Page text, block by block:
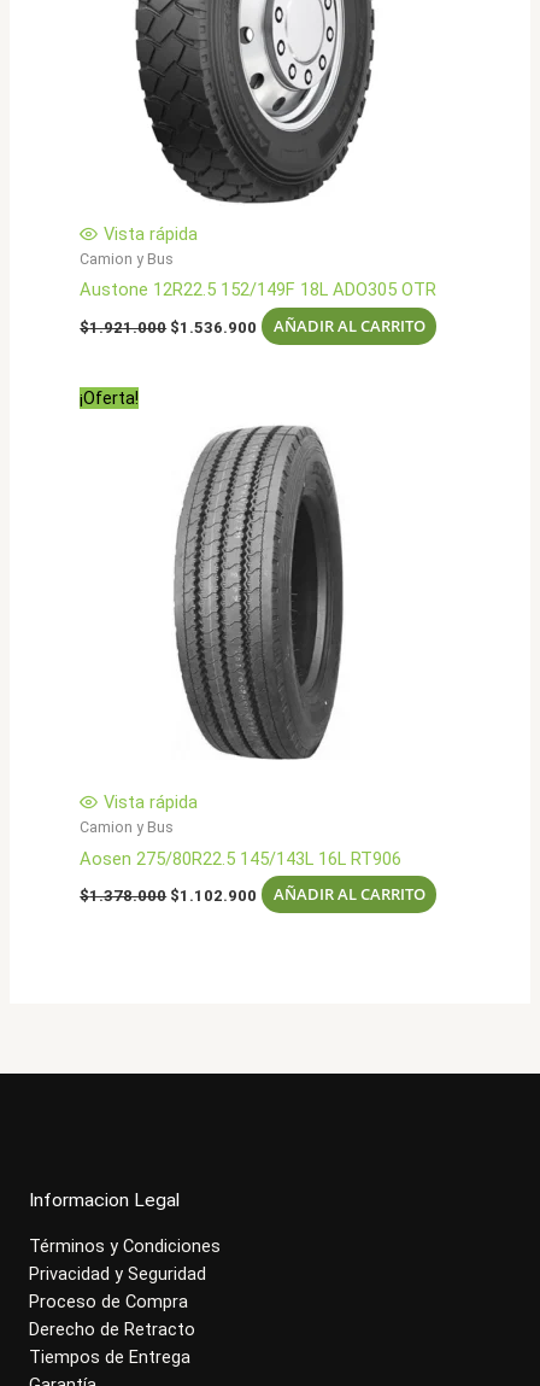
Vista rápida
Camion y Bus
Austone 12R22.5 152/149F 18L ADO305 OTR
$1.921.000 El
$1.536.900 El
precio
AÑADIR AL CARRITO
¡Oferta!
Vista rápida
Camion y Bus
Aosen 275/80R22.5 145/143L 16L RT906
$1.378.000 El
$1.102.900 El
precio
AÑADIR AL CARRITO
Informacion Legal
Términos y Condiciones
Privacidad y Seguridad
Proceso de Compra
Derecho de Retracto
Tiempos de Entrega